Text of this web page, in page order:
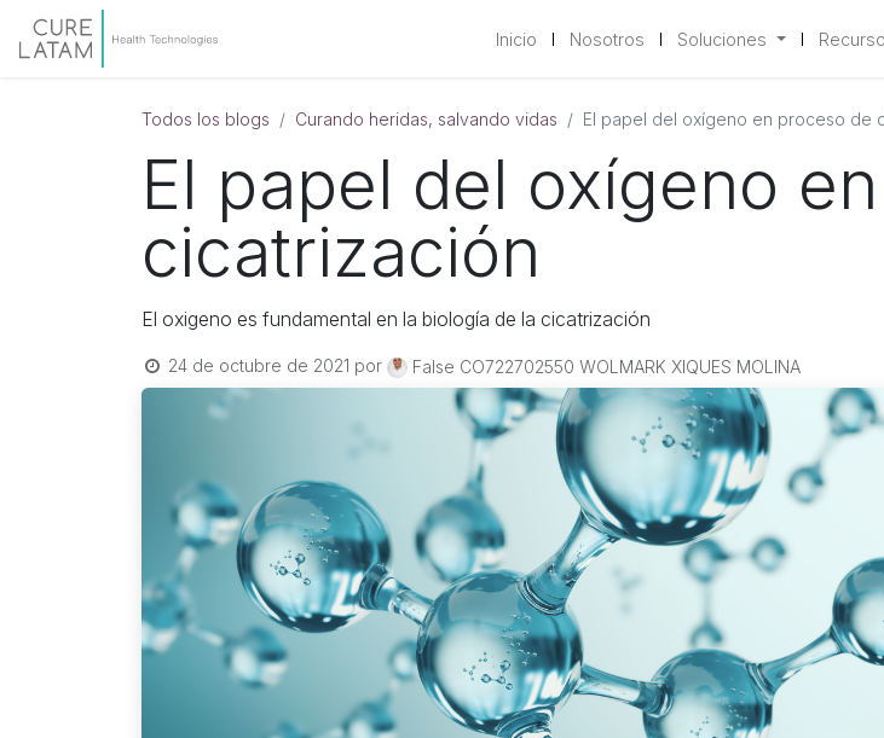
Inicio Nosotros Soluciones
Todos los blogs Curando heridas, salvando vidas El papel del oxígeno en proceso de
El papel del oxígeno
cicatrización
El oxigeno es fundamental en la biología de la cicatrización
24 de octubre de 2021 por False CO722702550 WOLMARK XIQUES MOLINA